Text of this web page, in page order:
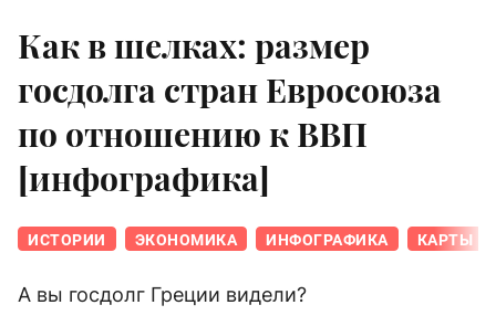
Как в шелках: размер
госдолга стран Евросоюза
по отношению к ВВП
[инфографика]
ИСТОРИИ ЭКОНОМИКА ИНФОГРАФИКА КАРТЫ
А вы госдолг Греции видели?